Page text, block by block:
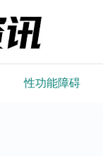
性功能障碍